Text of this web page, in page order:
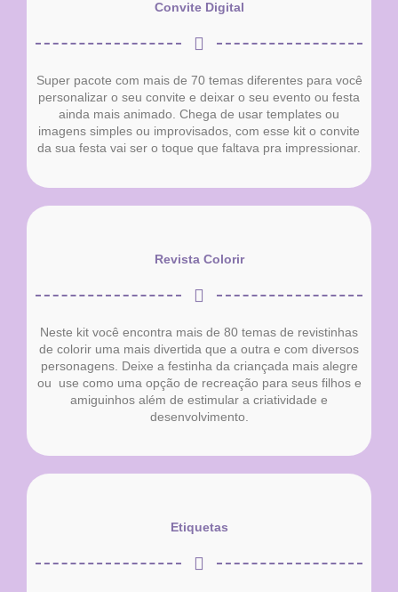
Convite Digital
Super pacote com mais de 70 temas diferentes para você
personalizar o seu convite e deixar o seu evento ou festa
ainda mais animado. Chega de usar templates ou
imagens simples ou improvisados, com esse kit o convite
da sua festa vai ser o toque que faltava pra impressionar.
Revista Colorir
Neste kit você encontra mais de 80 temas de revistinhas
de colorir uma mais divertida que a outra e com diversos
personagens. Deixe a festinha da criançada mais alegre
ou use como uma opção de recreação para seus filhos e
amiguinhos além de estimular a criatividade e
desenvolvimento.
Etiquetas